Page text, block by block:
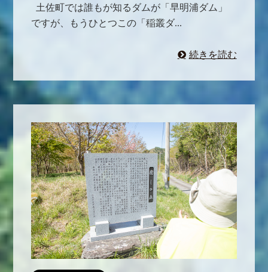
土佐町では誰もが知るダムが「早明浦ダム」
ですが、もうひとつこの「稲叢ダ...
続きを読む